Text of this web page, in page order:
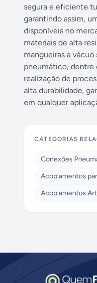
segura e eficiente
garantindo assim,
disponíveis no
materiais de alta
mangueiras a
pneumático, dentre
realização de
alta durabilidade,
em qualquer
CATEGORIAS
Conexões
Acoplamentos
Acoplamentos